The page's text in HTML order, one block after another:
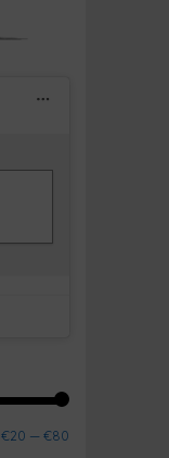
€20 — €80